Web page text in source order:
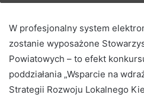
W profesjonalny system
zostanie wyposażone
Powiatowych – to efekt
poddziałania „Wsparcie na
Strategii Rozwoju Lokalnego